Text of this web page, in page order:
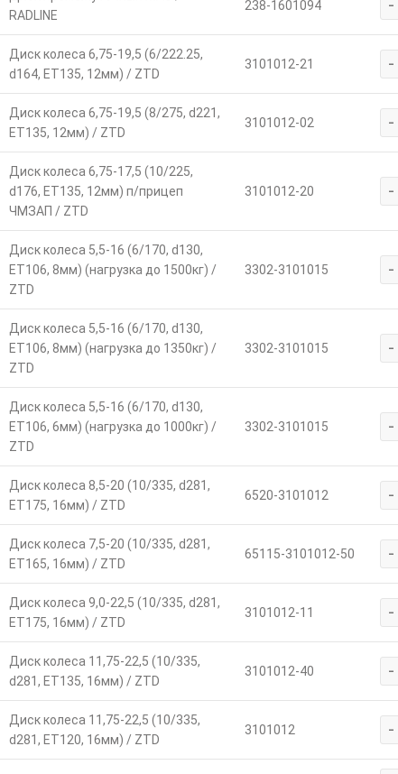
RADLINE
238-1601094 -
Диск колеса 6,75-19,5 (6/222.25,
d164, ET135, 12мм) / ZTD
3101012-21 -
Диск колеса 6,75-19,5 (8/275, d221,
ET135, 12мм) / ZTD
3101012-02 -
Диск колеса 6,75-17,5 (10/225,
d176, ET135, 12мм) п/прицеп
ЧМЗАП / ZTD
3101012-20 -
Диск колеса 5,5-16 (6/170, d130,
ET106, 8мм) (нагрузка до 1500кг) /
ZTD
3302-3101015 -
Диск колеса 5,5-16 (6/170, d130,
ET106, 8мм) (нагрузка до 1350кг) /
ZTD
3302-3101015 -
Диск колеса 5,5-16 (6/170, d130,
ET106, 6мм) (нагрузка до 1000кг) /
ZTD
3302-3101015 -
Диск колеса 8,5-20 (10/335, d281,
ET175, 16мм) / ZTD
6520-3101012 -
Диск колеса 7,5-20 (10/335, d281,
ET165, 16мм) / ZTD
65115-3101012-50 -
Диск колеса 9,0-22,5 (10/335, d281,
ET175, 16мм) / ZTD
3101012-11 -
Диск колеса 11,75-22,5 (10/335,
d281, ET135, 16мм) / ZTD
3101012-40 -
Диск колеса 11,75-22,5 (10/335,
d281, ET120, 16мм) / ZTD
3101012 -